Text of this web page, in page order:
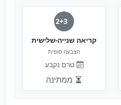
2+3
קריאה שנייה-שלישית
הצבעה סופית
טרם נקבע
ממתינה